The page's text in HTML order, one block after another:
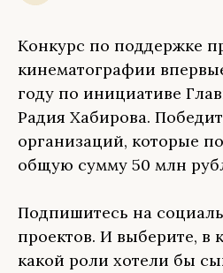
Конкурс по поддержке
кинематографии
году по инициативе
Радия Хабирова.
организаций, которые
общую сумму 50 млн
Подпишитесь на
проектов. И выберите, в
какой роли хотели бы